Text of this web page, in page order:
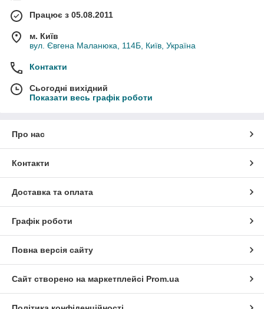
Працює з 05.08.2011
м. Київ
вул. Євгена Маланюка, 114Б, Київ, Україна
Контакти
Сьогодні вихідний
Показати весь графік роботи
Про нас
Контакти
Доставка та оплата
Графік роботи
Повна версія сайту
Сайт створено на маркетплейсі Prom.ua